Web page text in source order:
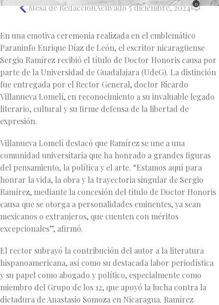
Mesa de RedacciónActivado 5 diciembre, 2024 0
En una emotiva ceremonia realizada en el emblemático
Paraninfo Enrique Díaz de León, el escritor nicaragüense
Sergio Ramírez recibió el título de Doctor Honoris causa por
parte de la Universidad de Guadalajara (UdeG). La distinción
fue entregada por el Rector General, doctor Ricardo
Villanueva Lomelí, en reconocimiento a su invaluable legado
literario, cultural y su firme defensa de la libertad de
expresión.
Villanueva Lomelí destacó que Ramírez se une a una
comunidad universitaria que ha honrado a grandes figuras
del pensamiento, la política y el arte. “Estamos aquí para
honrar la vida, la obra y la trayectoria singular de Sergio
Ramírez, mediante la concesión del título de Doctor Honoris
causa que se otorga a personalidades eminentes, ya sean
mexicanos o extranjeros, que cuenten con méritos
excepcionales”, afirmó.
El rector subrayó la contribución del autor a la literatura
hispanoamericana, así como su destacada labor periodística
y su papel como abogado y político, especialmente como
miembro del Grupo de los 12, que apoyó la lucha contra la
dictadura de Anastasio Somoza en Nicaragua. Ramírez